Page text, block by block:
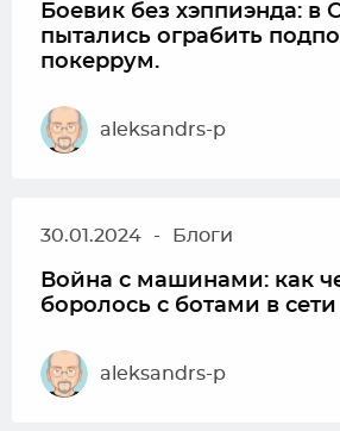
Боевик без хэппиэнда: в
пытались ограбить
покеррум.
aleksandrs-p
30.01.2024 - Блоги
Война с машинами: как
боролось с ботами в сети
aleksandrs-p